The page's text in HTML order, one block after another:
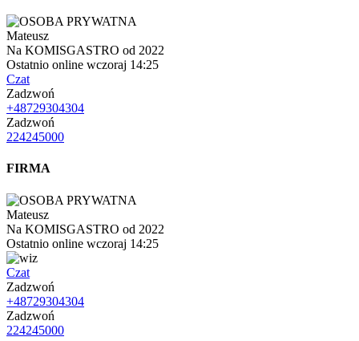
Mateusz
Na KOMISGASTRO od 2022
Ostatnio online wczoraj 14:25
Czat
Zadzwoń
+48729304304
Zadzwoń
224245000
FIRMA
Mateusz
Na KOMISGASTRO od 2022
Ostatnio online wczoraj 14:25
Czat
Zadzwoń
+48729304304
Zadzwoń
224245000